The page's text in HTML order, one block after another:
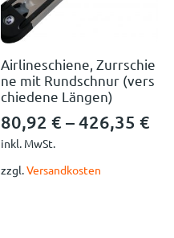
Airlineschiene, Zurrschie
ne mit Rundschnur (vers
chiedene Längen)
80,92€ –426,35€
inkl. MwSt.
zzgl.Versandkosten